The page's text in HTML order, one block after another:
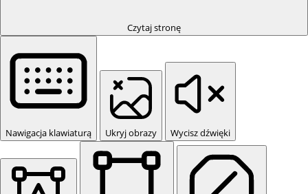
Czytaj stronę
Nawigacja klawiaturą Ukryj obrazy Wycisz dźwięki